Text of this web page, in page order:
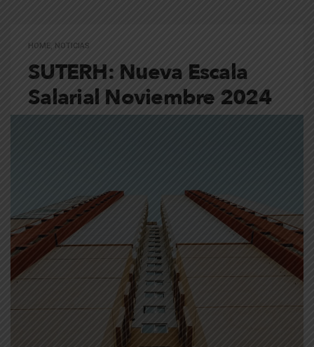
HOME NOTICIAS
SUTERH: Nueva Escala
Salarial Noviembre 2024